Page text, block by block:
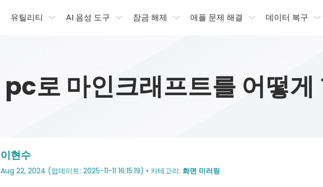
유틸리티 AI 음성 도구 잠금 해제 애플 문제 해결 데이터 복구
pc로 마인크래프트를 어떻게
이현수
Aug 22, 2024 (업데이트: 2025-11-11 16:15:19) • 카테고리: 화면 미러링